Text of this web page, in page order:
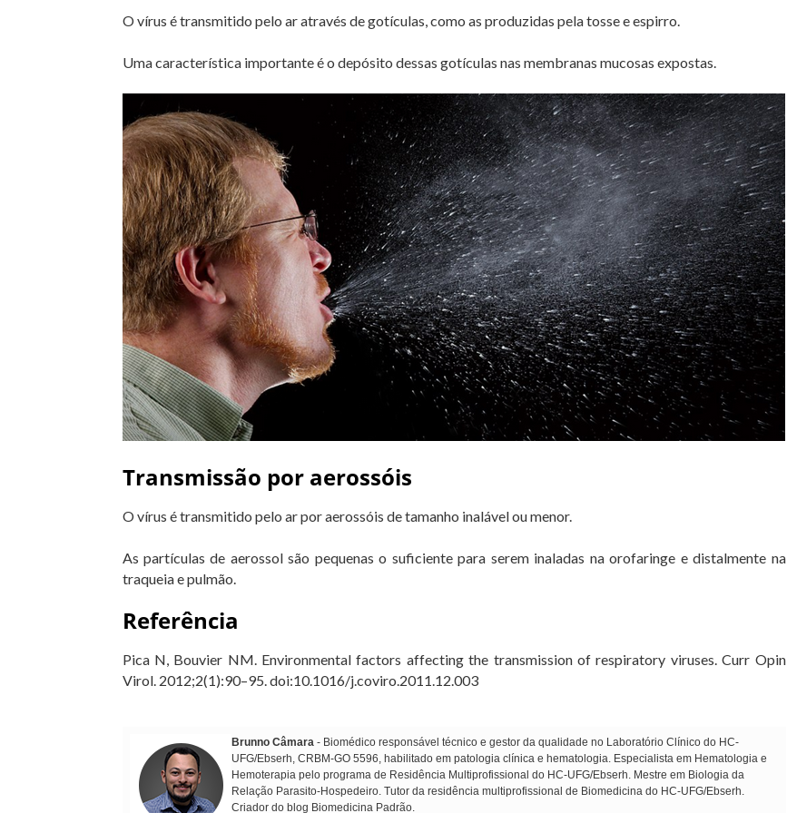
O vírus é transmitido pelo ar através de gotículas, como as produzidas pela tosse e espirro.
Uma característica importante é o depósito dessas gotículas nas membranas mucosas expostas.
Transmissão por aerossóis
O vírus é transmitido pelo ar por aerossóis de tamanho inalável ou menor.
As partículas de aerossol são pequenas o suficiente para serem inaladas na orofaringe e distalmente na
traqueia e pulmão.
Referência
Pica N, Bouvier NM. Environmental factors affecting the transmission of respiratory viruses. Curr Opin
Virol. 2012;2(1):90–95. doi:10.1016/j.coviro.2011.12.003
Brunno Câmara- Biomédico responsável técnico e gestor da qualidade no Laboratório Clínico do HC-
UFG/Ebserh, CRBM-GO 5596, habilitado em patologia clínica e hematologia. Especialista em Hematologia e
Hemoterapia pelo programa de Residência Multiprofissional do HC-UFG/Ebserh. Mestre em Biologia da
Relação Parasito-Hospedeiro. Tutor da residência multiprofissional de Biomedicina do HC-UFG/Ebserh.
Criador do blog Biomedicina Padrão.